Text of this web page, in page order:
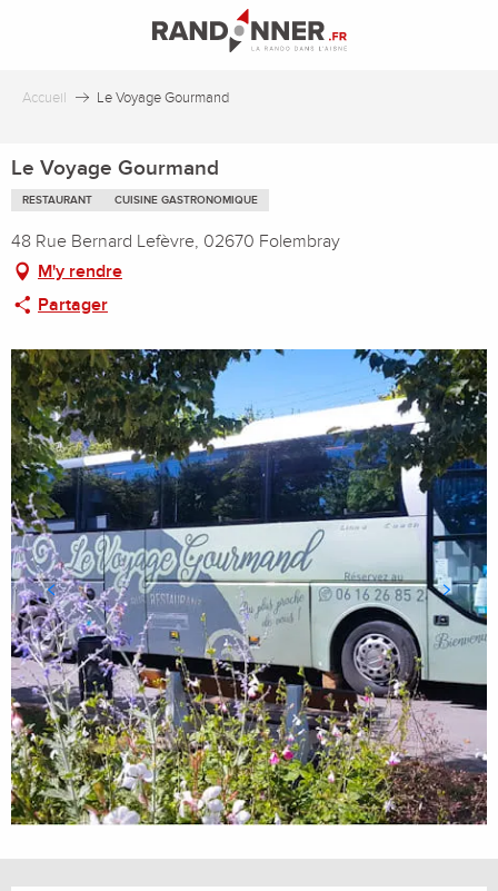
principal
Accueil Le Voyage Gourmand
Le Voyage Gourmand
RESTAURANT CUISINE GASTRONOMIQUE
48 Rue Bernard Lefèvre, 02670 Folembray
M'y rendre
Partager